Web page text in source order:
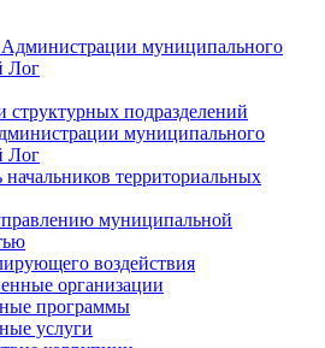
муниципального
Лог
структурных подразделений
муниципального
Лог
начальников территориальных
муниципальной
воздействия
организации
программы
услуги